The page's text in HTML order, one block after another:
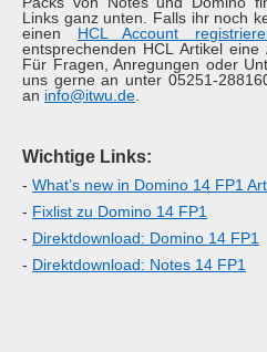
Links ganz unten. Falls ihr noch
einen HCL Account
entsprechenden HCL Artikel eine
Für Fragen, Anregungen oder
uns gerne an unter 05251-
an info@itwu.de
Wichtige Links:
- What’s new in Domino 14 FP1
- Fixlist zu Domino 14 FP1
- Direktdownload: Domino 14 FP1
- Direktdownload: Notes 14 FP1